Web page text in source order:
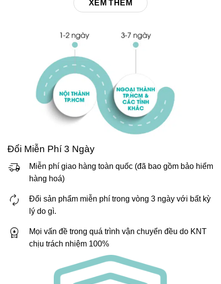
XEM THÊM
Đổi Miễn Phí 3 Ngày
Miễn phí giao hàng toàn quốc (đã bao gồm bảo hiểm
hàng hoá)
Đổi sản phẩm miễn phí trong vòng 3 ngày với bất kỳ
lý do gì.
Mọi vấn đề trong quá trình vận chuyển đều do KNT
chịu trách nhiệm 100%